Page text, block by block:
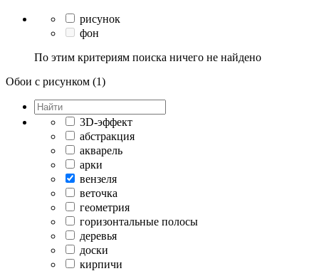
рисунок
фон
По этим критериям поиска ничего не найдено
Обои с рисунком (1)
3D-эффект
абстракция
акварель
арки
вензеля
веточка
геометрия
горизонтальные полосы
деревья
доски
кирпичи